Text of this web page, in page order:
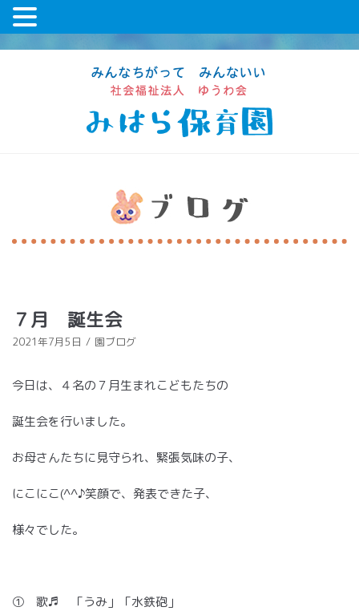
コ
７月 誕生会
2021年7月5日 園ブログ
今日は、４名の７月生まれこどもたちの
誕生会を行いました。
お母さんたちに見守られ、緊張気味の子、
にこにこ(^^♪笑顔で、発表できた子、
様々でした。
① 歌♬ 「うみ」「水鉄砲」